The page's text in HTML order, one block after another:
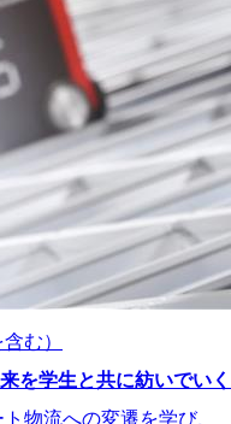
む）
を学生と共に紡いでいく
物流への変遷を学び、